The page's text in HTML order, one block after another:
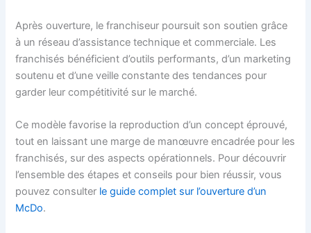
Après ouverture, le franchiseur poursuit son soutien grâce
à un réseau d’assistance technique et commerciale. Les
franchisés bénéficient d’outils performants, d’un marketing
soutenu et d’une veille constante des tendances pour
garder leur compétitivité sur le marché.
Ce modèle favorise la reproduction d’un concept éprouvé,
tout en laissant une marge de manœuvre encadrée pour les
franchisés, sur des aspects opérationnels. Pour découvrir
l’ensemble des étapes et conseils pour bien réussir, vous
pouvez consulter le guide complet sur l’ouverture d’un
McDo.